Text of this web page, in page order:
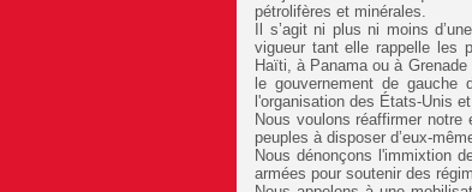
pétrolifères et minérales.
Il s’agit ni plus ni moins
vigueur tant elle rappelle les
Haïti, à Panama ou à
le gouvernement de
l'organisation des États-Unis
Nous voulons réaffirmer
peuples à disposer d’eux-
Nous dénonçons l'immixtion
armées pour soutenir des